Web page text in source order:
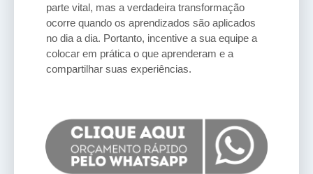
parte vital, mas a verdadeira transformação
ocorre quando os aprendizados são aplicados
no dia a dia. Portanto, incentive a sua equipe a
colocar em prática o que aprenderam e a
compartilhar suas experiências.